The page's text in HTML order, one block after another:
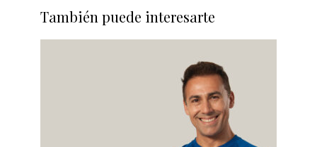
También puede interesarte